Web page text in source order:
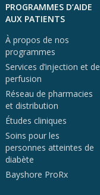
PROGRAMMES D’AIDE
AUX PATIENTS
À propos de nos
programmes
Services d’injection et de
perfusion
Réseau de pharmacies
et distribution
Études cliniques
Soins pour les
personnes atteintes de
diabète
Bayshore ProRx